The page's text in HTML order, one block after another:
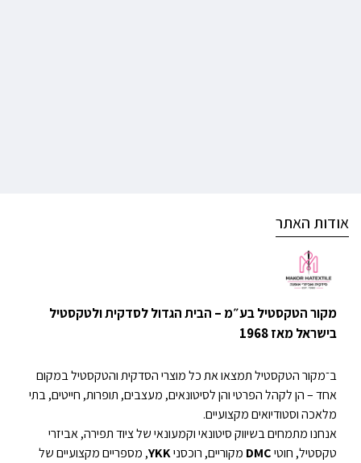
אודות האתר
מקור הטקסטיל בע״מ – הבית הגדול לסדקית ולטקסטיל
בישראל מאז 1968
ב־מקור הטקסטיל תמצאו את כל מוצרי הסדקית והטקסטיל במקום
אחד – הן לקהל הפרטי והן לסיטונאים, מעצבים, תופרות, חייטים, בתי
מלאכה וסטודיואים מקצועיים.
אנחנו מתמחים בשיווק סיטונאי וקמעונאי של ציוד תפירה, אביזרי
טקסטיל, חוטיDMC מקוריים, רוכסניYKK, מספריים מקצועיים של